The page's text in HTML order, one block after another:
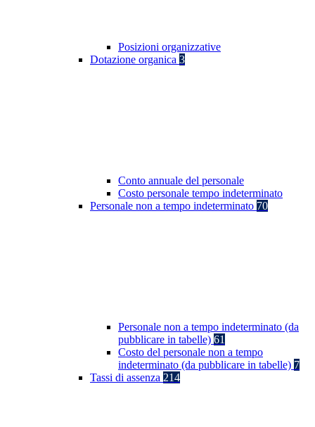
Posizioni organizzative
Dotazione organica 3
Conto annuale del personale
Costo personale tempo indeterminato
Personale non a tempo indeterminato 70
Personale non a tempo indeterminato (da
pubblicare in tabelle) 61
Costo del personale non a tempo
indeterminato (da pubblicare in tabelle) 7
Tassi di assenza 214